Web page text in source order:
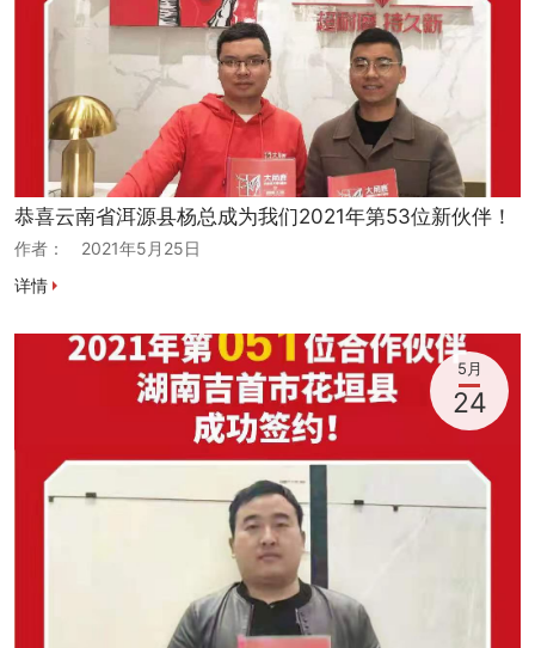
恭喜云南省洱源县杨总成为我们2021年第53位新伙伴！
作者：
2021年5月25日
详情
5月
24